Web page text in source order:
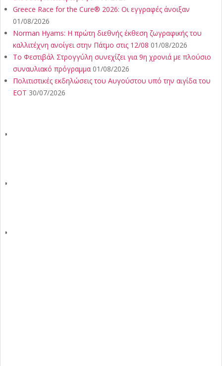
Greece Race for the Cure® 2026: Οι εγγραφές άνοιξαν
01/08/2026
Norman Hyams: Η πρώτη διεθνής έκθεση ζωγραφικής του
καλλιτέχνη ανοίγει στην Πάτμο στις 12/08 01/08/2026
Το Φεστιβάλ Στρογγύλη συνεχίζει για 9η χρονιά με πλούσιο
συναυλιακό πρόγραμμα 01/08/2026
Πολιτιστικές εκδηλώσεις του Αυγούστου υπό την αιγίδα του
ΕΟΤ 30/07/2026